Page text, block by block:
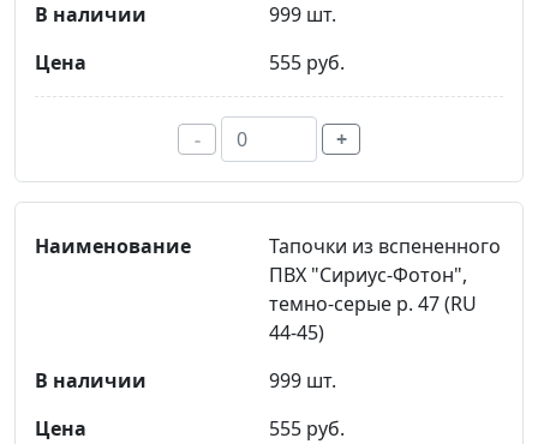
999 шт.
555 руб.
- +
Тапочки из вспененного
ПВХ "Сириус-Фотон",
темно-серые р. 47 (RU
44-45)
999 шт.
555 руб.